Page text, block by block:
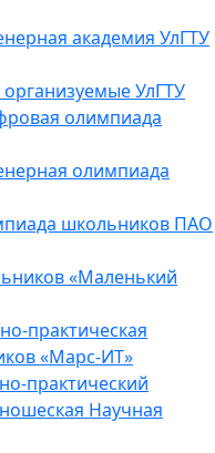
академия УлГТУ
УлГТУ
олимпиада
олимпиада
школьников ПАО
«Маленький
практическая
«Марс-ИТ»
практический
Научная